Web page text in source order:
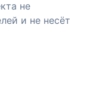
не
и не несёт